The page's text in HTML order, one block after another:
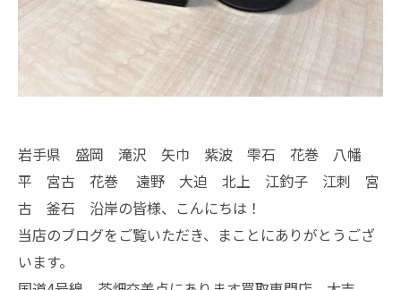
岩手県 盛岡 滝沢 矢巾 紫波 雫石 花巻 八幡
平 宮古 花巻 遠野 大迫 北上 江釣子 江刺 宮
古 釜石 沿岸の皆様、こんにちは！
当店のブログをご覧いただき、まことにありがとうござ
います。